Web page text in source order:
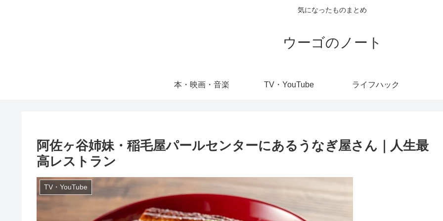
気になったものまとめ
ウーゴのノート
本・映画・音楽 TV・YouTube ライフハック
阿佐ヶ谷姉妹・稲毛屋パールセンターにあるうなぎ屋さん｜人生最
高レストラン
TV・YouTube